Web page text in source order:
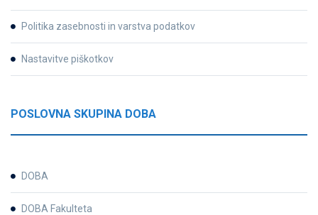
Politika zasebnosti in varstva podatkov
Nastavitve piškotkov
POSLOVNA SKUPINA DOBA
DOBA
DOBA Fakulteta